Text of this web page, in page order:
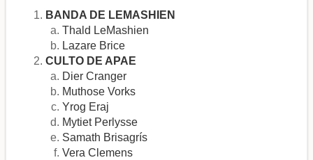
BANDA DE LEMASHIEN
Thald LeMashien
Lazare Brice
CULTO DE APAE
Dier Cranger
Muthose Vorks
Yrog Eraj
Mytiet Perlysse
Samath Brisagrís
Vera Clemens